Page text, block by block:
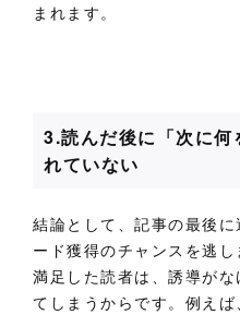
まれます。
3.読んだ後に「次に何
れていない
結論として、記事の最後
ード獲得のチャンスを逃
満足した読者は、誘導が
てしまうからです。例え